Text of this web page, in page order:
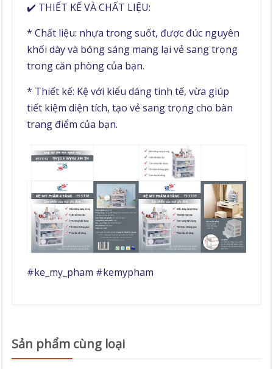
✔️ THIẾT KẾ VÀ CHẤT LIỆU:
* Chất liệu: nhựa trong suốt, được đúc nguyên
khối dày và bóng sáng mang lại vẻ sang trọng
trong căn phòng của bạn.
* Thiết kế: Kệ với kiểu dáng tinh tế, vừa giúp
tiết kiệm diện tích, tạo vẻ sang trọng cho bàn
trang điểm của bạn.
#ke_my_pham #kemypham
Sản phẩm cùng loại